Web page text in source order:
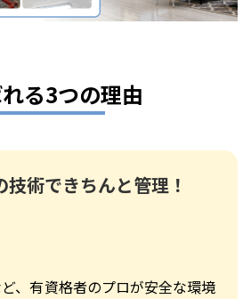
る3つの理由
技術できちんと管理！
、有資格者のプロが安全な環境